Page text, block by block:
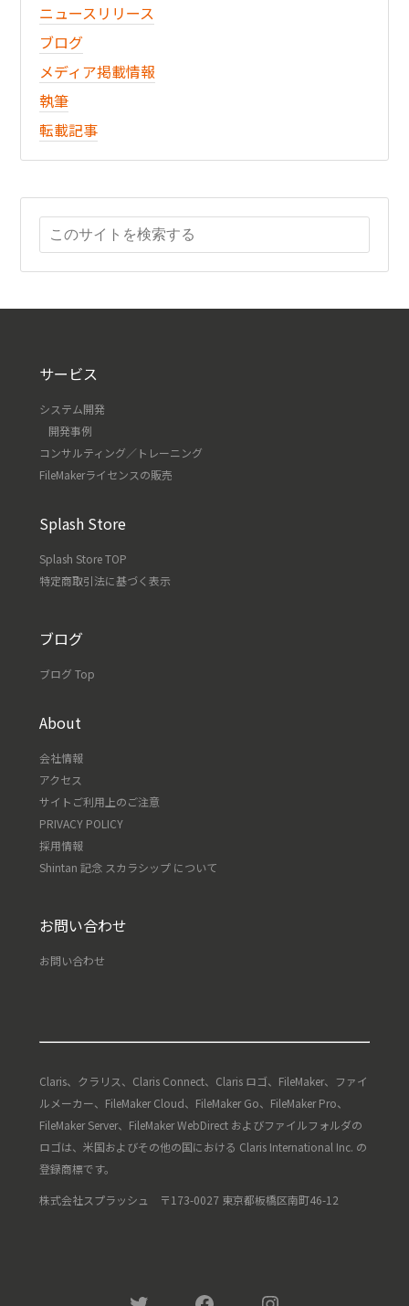
ニュースリリース
ブログ
メディア掲載情報
執筆
転載記事
サービス
システム開発
開発事例
コンサルティング／トレーニング
FileMakerライセンスの販売
Splash Store
Splash Store TOP
特定商取引法に基づく表示
ブログ
ブログ Top
About
会社情報
アクセス
サイトご利用上のご注意
PRIVACY POLICY
採用情報
Shintan 記念 スカラシップ について
お問い合わせ
お問い合わせ
Claris、クラリス、Claris Connect、Claris ロゴ、FileMaker、ファイ
ルメーカー、FileMaker Cloud、FileMaker Go、FileMaker Pro、
FileMaker Server、FileMaker WebDirect およびファイルフォルダの
ロゴは、米国およびその他の国における Claris International Inc. の
登録商標です。
株式会社スプラッシュ 〒173-0027 東京都板橋区南町46-12